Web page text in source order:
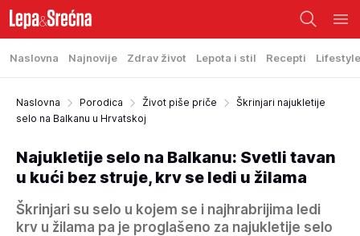
Naslovna Najnovije Zdrav život Lepota i stil Recepti Lifestyle
Naslovna Porodica Život piše priče
Škrinjari najukletije
selo na Balkanu u Hrvatskoj
Najukletije selo na Balkanu: Svetli tavan
u kući bez struje, krv se ledi u žilama
Škrinjari su selo u kojem se i najhrabrijima ledi
krv u žilama pa je proglašeno za najukletije selo